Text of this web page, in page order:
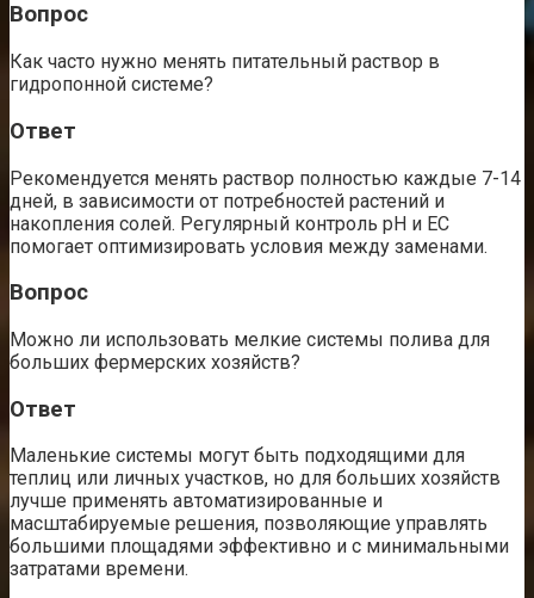
Вопрос
Как часто нужно менять питательный раствор в
гидропонной системе?
Ответ
Рекомендуется менять раствор полностью каждые 7-14
дней, в зависимости от потребностей растений и
накопления солей. Регулярный контроль pH и EC
помогает оптимизировать условия между заменами.
Вопрос
Можно ли использовать мелкие системы полива для
больших фермерских хозяйств?
Ответ
Маленькие системы могут быть подходящими для
теплиц или личных участков, но для больших хозяйств
лучше применять автоматизированные и
масштабируемые решения, позволяющие управлять
большими площадями эффективно и с минимальными
затратами времени.